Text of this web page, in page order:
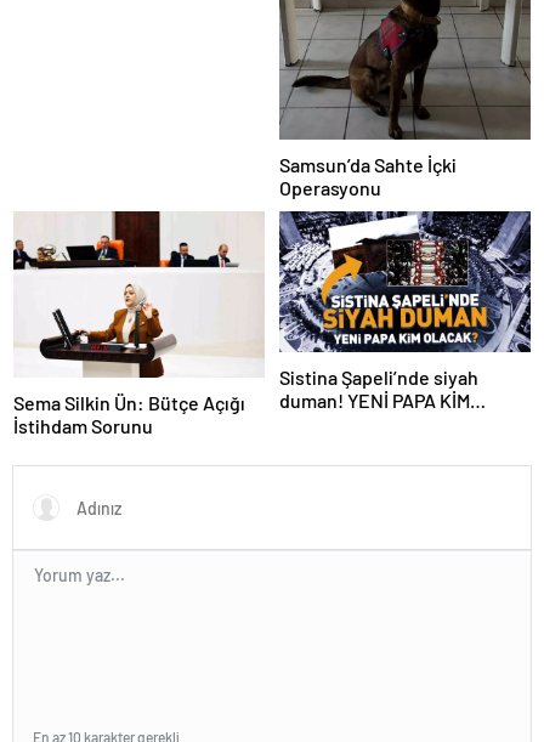
Samsun’da Sahte İçki
Operasyonu
Sema Silkin Ün: Bütçe Açığı
İstihdam Sorunu
Sistina Şapeli’nde siyah
duman! YENİ PAPA KİM
En az 10 karakter gerekli